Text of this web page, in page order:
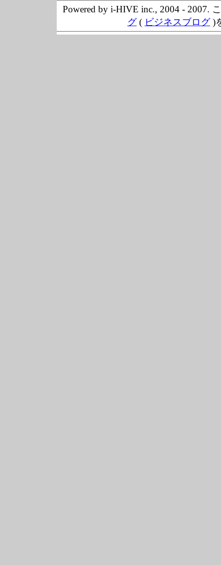
Powered by i-HIVE inc., 2004 - 2007.
グ( ビジネスブログ)